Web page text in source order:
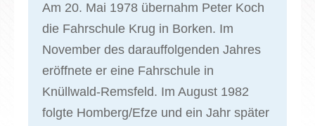
Am 20. Mai 1978 übernahm Peter Koch
die Fahrschule Krug in Borken. Im
November des darauffolgenden Jahres
eröffnete er eine Fahrschule in
Knüllwald-Remsfeld. Im August 1982
folgte Homberg/Efze und ein Jahr später